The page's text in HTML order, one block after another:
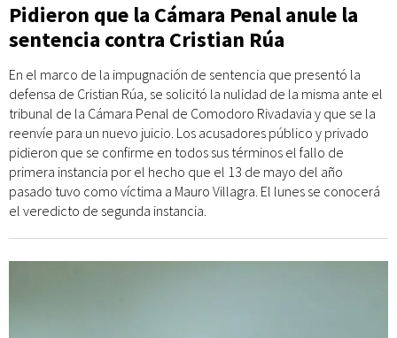
Pidieron que la Cámara Penal anule la
sentencia contra Cristian Rúa
En el marco de la impugnación de sentencia que presentó la
defensa de Cristian Rúa, se solicitó la nulidad de la misma ante el
tribunal de la Cámara Penal de Comodoro Rivadavia y que se la
reenvíe para un nuevo juicio. Los acusadores público y privado
pidieron que se confirme en todos sus términos el fallo de
primera instancia por el hecho que el 13 de mayo del año
pasado tuvo como víctima a Mauro Villagra. El lunes se conocerá
el veredicto de segunda instancia.